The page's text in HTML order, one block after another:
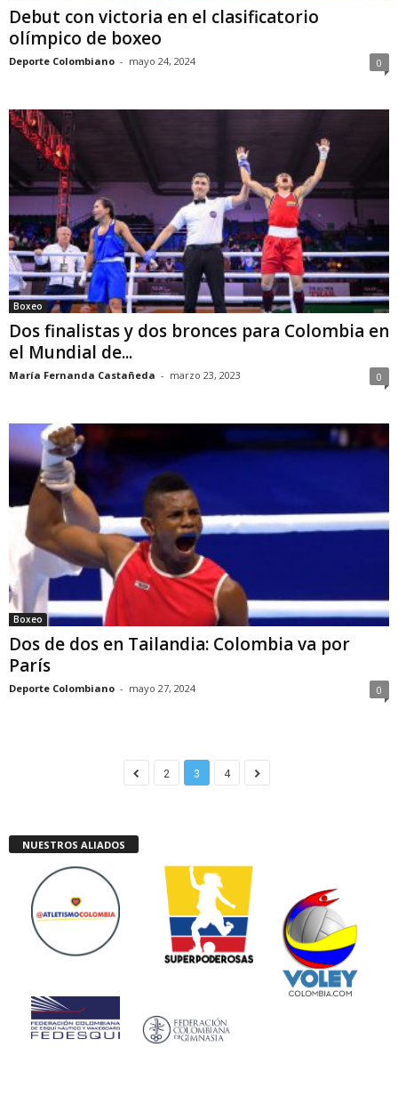
Debut con victoria en el clasificatorio
olímpico de boxeo
Deporte Colombiano - mayo 24, 2024 0
Boxeo
Dos finalistas y dos bronces para Colombia en
el Mundial de...
María Fernanda Castañeda - marzo 23, 2023 0
Boxeo
Dos de dos en Tailandia: Colombia va por
París
Deporte Colombiano - mayo 27, 2024 0
2 3 4
NUESTROS ALIADOS